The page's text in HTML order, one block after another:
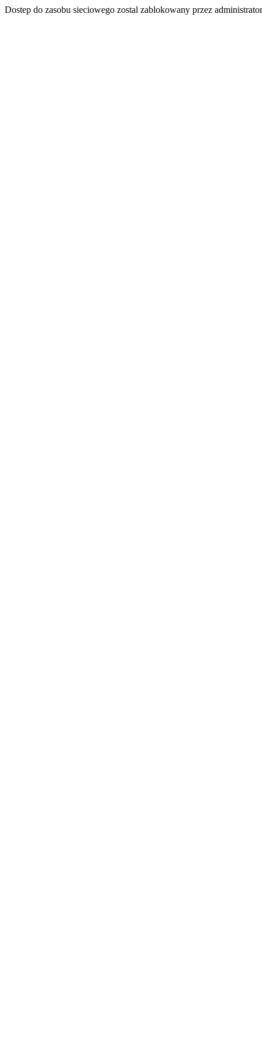
Dostep do zasobu sieciowego zostal zablokowany przez